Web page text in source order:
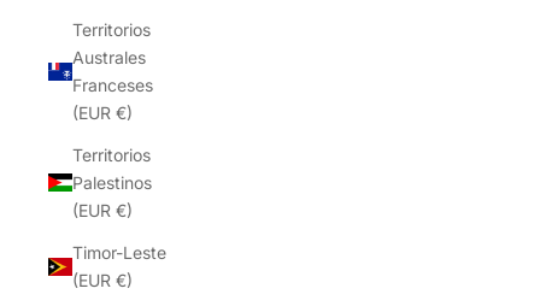
Territorios
Australes
Franceses
(EUR €)
Territorios
Palestinos
(EUR €)
Timor-Leste
(EUR €)